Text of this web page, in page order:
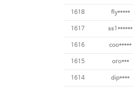
1618 fly*****
1617 ss1******
1616 coo*****
1615 oro***
1614 dip****